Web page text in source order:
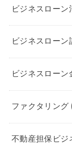
ビジネスロー
ビジネスローン
ビジネスローン
ファクタリング
不動産担保ビジ